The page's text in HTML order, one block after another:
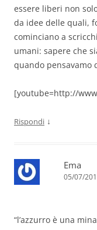
essere liberi non
da idee delle quali,
cominciano a
umani: sapere che
quando pensavamo
[youtube=http://
Rispondi ↓
Ema
05/07/
“l’azzurro è una